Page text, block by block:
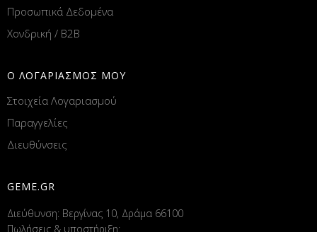
Προσωπικά Δεδομένα
Χονδρική / B2B
Ο ΛΟΓΑΡΙΑΣΜΟΣ ΜΟΥ
Στοιχεία Λογαριασμού
Παραγγελίες
Διευθύνσεις
GEME.GR
Διεύθυνση: Βεργίνας 10, Δράμα 66100
Πωλήσεις & υποστήριξη: